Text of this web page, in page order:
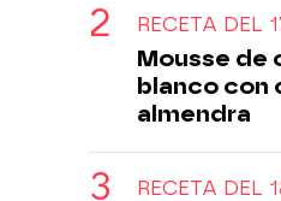
RECETA DEL
Mousse de
blanco con
almendra
RECETA DEL